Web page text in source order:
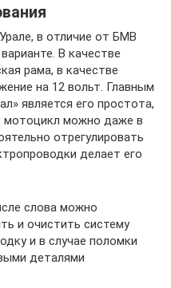
в отличие от БМВ
В качестве
рама, в качестве
на 12 вольт. Главным
является его простота,
мотоцикл можно даже в
отрегулировать
делает его
слова можно
и очистить систему
и в случае поломки
деталями